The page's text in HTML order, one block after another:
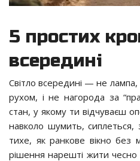
5 простих
всередині
Світло всередині — не
рухом, і не нагорода за
стан, у якому ти відчуваєш
навколо шумить, сиплеться,
тихе, як ранкове вікно без
рішення нарешті жити